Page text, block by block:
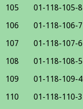
105
01-118-105-8
106
01-118-106-7
107
01-118-107-6
108
01-118-108-5
109
01-118-109-4
110
01-118-110-3